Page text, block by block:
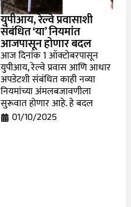
युपीआय, रेल्वे प्रवासाशी
संबंधित ‘या’ नियमांत
आजपासून होणार बदल
आज दिनांक 1 ऑक्टोबरपासून
युपीआय, रेल्वे प्रवास आणि आधार
अपडेटशी संबंधित काही नव्या
नियमांच्या अंमलबजावणीला
सुरूवात होणार आहे. हे बदल
01/10/2025